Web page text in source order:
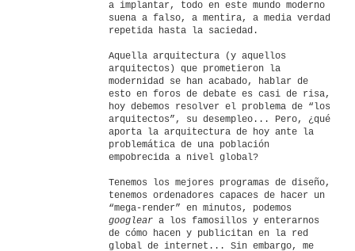
a implantar, todo en este mundo moderno
suena a falso, a mentira, a media verdad
repetida hasta la saciedad.
Aquella arquitectura (y aquellos
arquitectos) que prometieron la
modernidad se han acabado, hablar de
esto en foros de debate es casi de risa,
hoy debemos resolver el problema de “los
arquitectos”, su desempleo... Pero, ¿qué
aporta la arquitectura de hoy ante la
problemática de una población
empobrecida a nivel global?
Tenemos los mejores programas de diseño,
tenemos ordenadores capaces de hacer un
“mega-render” en minutos, podemos
googlear a los famosillos y enterarnos
de cómo hacen y publicitan en la red
global de internet... Sin embargo, me